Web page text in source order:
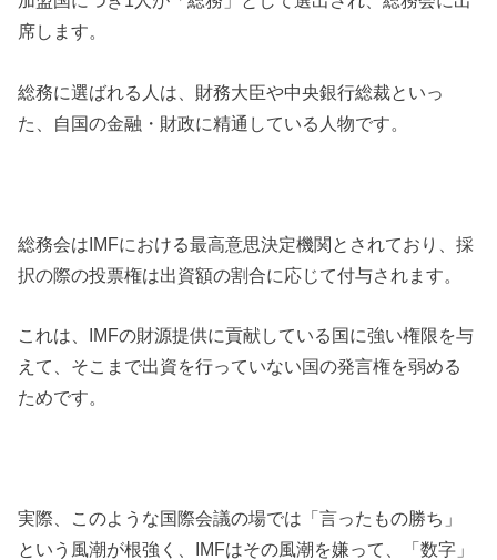
席します。
総務に選ばれる人は、財務大臣や中央銀行総裁といっ
た、自国の金融・財政に精通している人物です。
総務会はIMFにおける最高意思決定機関とされており、採
択の際の投票権は出資額の割合に応じて付与されます。
これは、IMFの財源提供に貢献している国に強い権限を与
えて、そこまで出資を行っていない国の発言権を弱める
ためです。
実際、このような国際会議の場では「言ったもの勝ち」
という風潮が根強く、IMFはその風潮を嫌って、「数字」